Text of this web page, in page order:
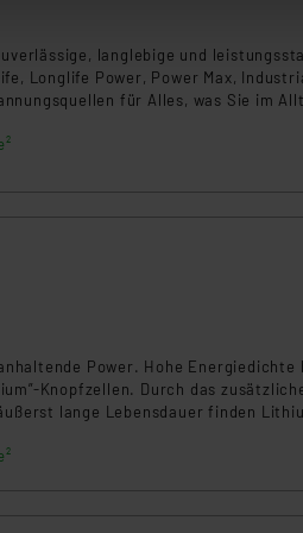
Abrufung und
bleibt hiervon unberührt. Ihre
werden und dieses
in den USA. Ihre Einwilligung zur
etwa das Risiko, dass US-
hiergegen Klagemöglichkeiten
insbesondere
langlebige und
Longlife Power, Power Max,
für Alles, was Sie im
Power. Hohe Energiedichte
Knopfzellen. Durch das
lange Lebensdauer finden